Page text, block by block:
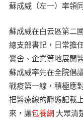
蘇成威（左一）率領
蘇成威在白云區第二
總支部書記，日常擔
黌舍、企業等地展開
蘇成威率先在全院倡
戰疫第一線，積極應
把醫療線的靜態記載
來，讓包養網 大眾清